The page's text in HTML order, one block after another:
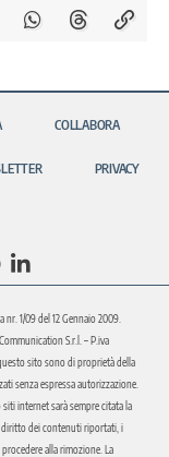
COLLABORA
PRIVACY
1/09 del 12 Gennaio 2009.
S.r.l. – P.iva
sito sono di proprietà della
senza espressa autorizzazione.
internet sarà sempre citata la
diritto dei contenuti riportati, i
alla rimozione. La